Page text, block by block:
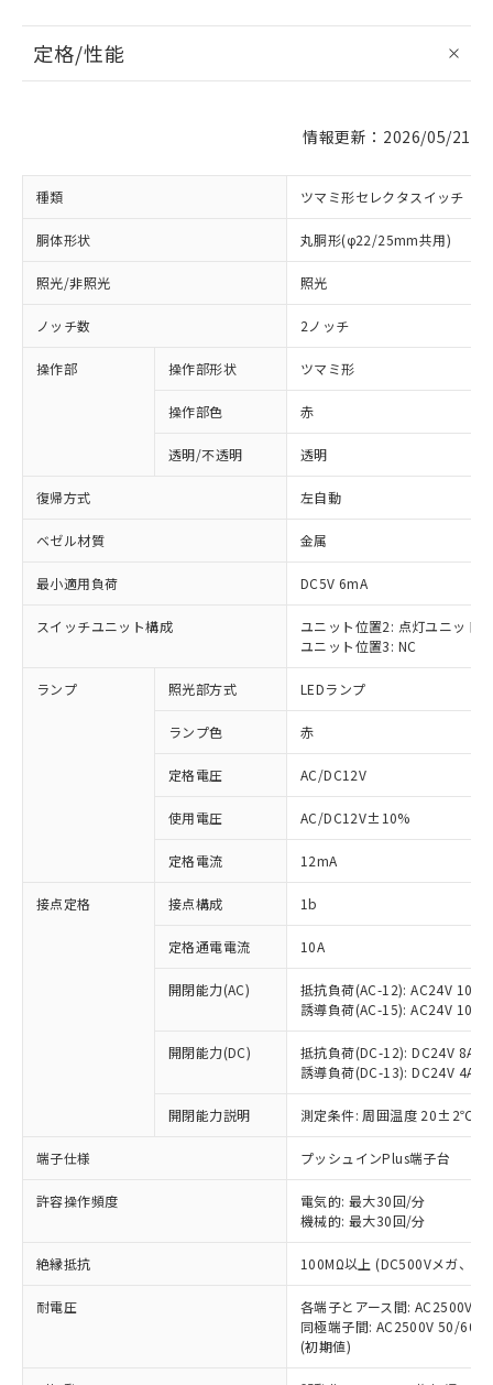
定格/性能
情報更新：2026/05/21
種類 ツマミ形セレクタスイッチ
胴体形状 丸胴形(φ22/25mm共用)
照光/非照光 照光
ノッチ数 2ノッチ
操作部 操作部形状 ツマミ形
操作部色 赤
透明/不透明 透明
復帰方式 左自動
ベゼル材質 金属
最小適用負荷 DC5V 6mA
スイッチユニット構成
ユニット位置2: 点灯ユニット
ユニット位置3: NC
ランプ 照光部方式 LEDランプ
ランプ色 赤
定格電圧 AC/DC12V
使用電圧 AC/DC12V±10%
定格電流 12mA
接点定格 接点構成 1b
定格通電電流 10A
開閉能力(AC)
抵抗負荷(AC-12): AC24V 10A/
誘導負荷(AC-15): AC24V
開閉能力(DC)
抵抗負荷(DC-12): DC24V 8A/
誘導負荷(DC-13): DC24V 4A/
開閉能力説明 測定条件: 周囲温度 20±2℃、
端子仕様 プッシュインPlus端子台
許容操作頻度
電気的: 最大30回/分
機械的: 最大30回/分
絶縁抵抗 100MΩ以上 (DC500Vメガ、点
耐電圧
各端子とアース間: AC2500V
同極端子間: AC2500V 50/
(初期値)
ご利用条件
以下の条件をお読みいただき、同意のうえ
ご利用ください。
本サービスは、当社制御機器事業取扱
商品の当社在庫状況および標準価格
(税抜)を提供させていただくもので
当社制御機器事業取扱商品の中には、
本サービスの対象外となる商品もある
ことをご了承ください。
在庫状況および標準価格照会結果は、
記載している更新日時点での社内デー
タに基づき作成されるものであり、閲
覧された時点での実際の在庫および標
準価格とは異なる場合があることをご
※1 対応状況
対応済み：EU RoHS指令（10物質）の
非含有に対応した製品が提供可能な商品で
対応予定：EU RoHS指令（10物質）の非含
有に対応した製品に切り替える予定のある
対応予定なし：EU RoHS指令（10物質）の
非含有に非対応の商品で、対応品を出す予
定はありません。
調査・確認中：EU RoHS指令（10物質）の
非含有の対応状況を調査中または確認中の
非該当品：ライセンス料など無形物で、有
害物質有無と関係のない商品です。
仕入先様の事情により、非含有部品として
いたものが、含有品と判明した場合などや
むを得ず変更することがあります。
鉛(Pb) 1000ppm以下、 水銀(Hg) 1000ppm以下、 カド
六価クロム(Cr(Ⅵ)) 1000ppm以下、ポリ臭化ビフェニル
類(PBB) 1000ppm以下、ポリ臭化ジフェニルエーテル類
(PBDE) 1000ppm以下、フタル酸ビス(2-エチルヘキシ
※1 中国RoHS○×表
「○」：最大均質材料含有率が中国RoHSの
基準値以下であることを示します。
「×」：最大均質材料含有率が中国RoHSの
基準値を超えていることを示します。
「－」：未確認です。当社販売部門へお問
い合わせください。
*中国RoHS10物質の基準値 (GB/T26572)：
Pb(鉛) :1000ppm、 Hg(水銀) : 1000ppm、 Cd(カドミウ
Cr(Ⅵ)(六価クロム) : 1000ppm、 PBBs(ポリ臭化ビフェ
当社は、これら貴社製品のうち、外国
為替および外国貿易法に定める商品
（以下｢規制貨物等」という）を輸出
国政府の輸出許可(または役務取引許
可)を取得するなどの必要な手続きを